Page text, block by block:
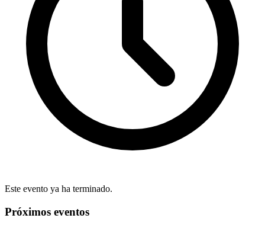
Este evento ya ha terminado.
Próximos eventos